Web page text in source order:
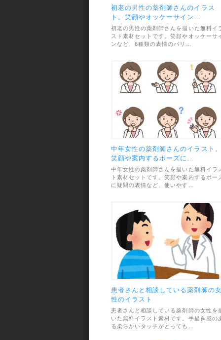
初老の男性の薬剤師さんのイラス
ト。笑顔やオッケーサイン…
初老の男性の薬剤師さんを描いた無料イ
スト素材セットです。笑顔やオッケーサ
ンなど、6種類の表情のバリ…
中年女性の薬剤師さんのイラスト
笑顔や案内するポーズに…
中年女性の薬剤師さんを描いた無料イラ
ト素材セットです。笑顔や案内するポー
に疑問の表情など、使いやす…
患者さんと相談している薬剤師の
性のイラスト
患者さんと相談している薬剤師の女性を
いた無料イラスト素材です。手描き感の
る柔らかいタッチがとっても…